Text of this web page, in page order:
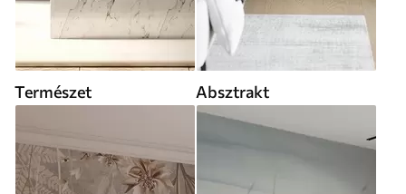
Természet Absztrakt